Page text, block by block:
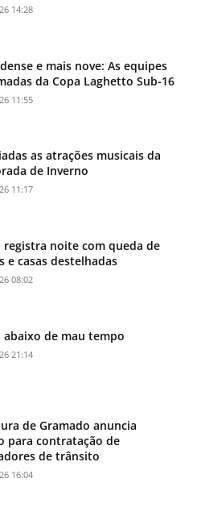
14:28
e mais nove: As equipes
da Copa Laghetto Sub-16
11:55
as atrações musicais da
de Inverno
11:17
registra noite com queda de
e casas destelhadas
08:02
de mau tempo
21:14
de Gramado anuncia
para contratação de
de trânsito
16:04